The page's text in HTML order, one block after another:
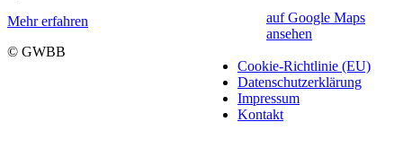
Mehr erfahren
auf Google Maps
ansehen
© GWBB
Cookie-Richtlinie (EU)
Datenschutzerklärung
Impressum
Kontakt